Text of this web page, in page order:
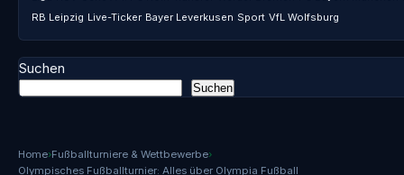
Home›Fußballturniere & Wettbewerbe›
Olympisches Fußballturnier: Alles über Olympia Fußball
RB Leipzig Live-Ticker Bayer Leverkusen Sport VfL Wolfsburg
Suchen
Suchen